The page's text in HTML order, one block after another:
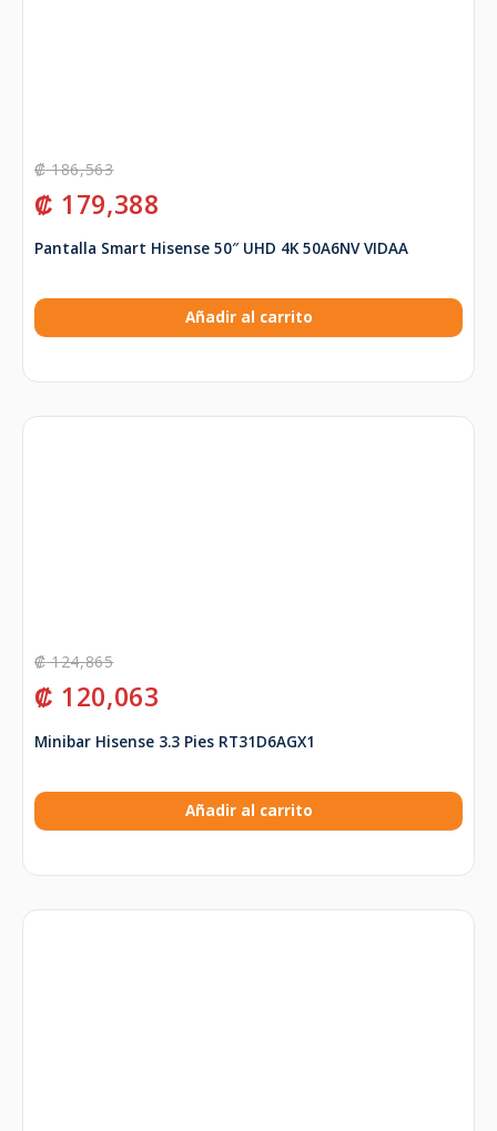
₡186,563
₡ 179,388
Pantalla Smart Hisense 50″ UHD 4K 50A6NV VIDAA
Añadir al carrito
₡124,865
₡ 120,063
Minibar Hisense 3.3 Pies RT31D6AGX1
Añadir al carrito